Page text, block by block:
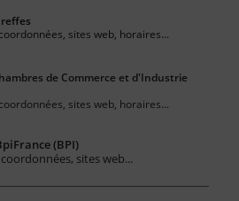
sites web, horaires...
de Commerce et d'Industrie
sites web, horaires...
(BPI)
sites web...